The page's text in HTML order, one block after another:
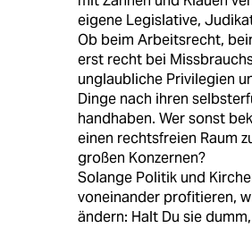
eigene Legislative,
Ob beim Arbeitsrecht,
erst recht bei
unglaubliche Privilegien
Dinge nach ihren
handhaben. Wer sonst
einen rechtsfreien Raum
großen Konzernen?
Solange Politik und
voneinander profitieren,
ändern: Halt Du sie